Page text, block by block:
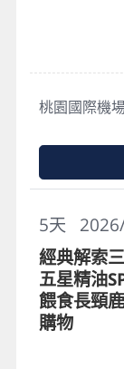
桃園國際機
5天
經典解索
五星精油
餵食長頸
購物